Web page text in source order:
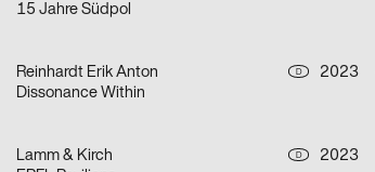
15 Jahre Südpol
Reinhardt Erik Anton D
2023
Dissonance Within
Lamm & Kirch D
2023